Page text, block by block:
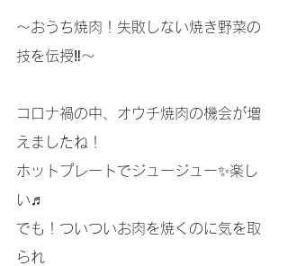
〜おうち焼肉！失敗しない焼き野菜の
技を伝授‼️〜
コロナ禍の中、オウチ焼肉の機会が増
えましたね！
ホットプレートでジュージュー✨楽し
い♬
でも！ついついお肉を焼くのに気を取
られ